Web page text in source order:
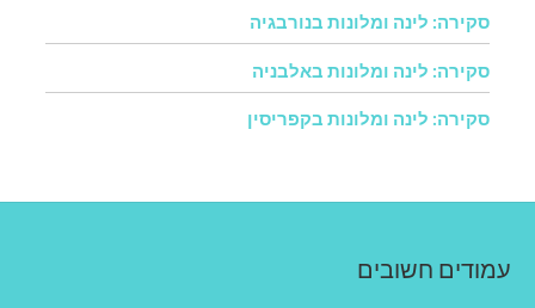
סקירה: לינה ומלונות בנורבגיה
סקירה: לינה ומלונות באלבניה
סקירה: לינה ומלונות בקפריסין
עמודים חשובים